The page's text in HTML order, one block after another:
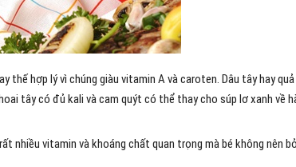
thế hợp lý vì chúng giàu vitamin A và caroten. Dâu tây hay quả
tây có đủ kali và cam quýt có thể thay cho súp lơ xanh về
nhiều vitamin và khoáng chất quan trọng mà bé không nên